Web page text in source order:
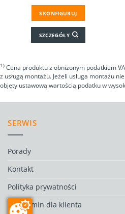
SKONFIGURUJ
SZCZEGÓŁY
1) Cena produktu z obniżonym podatkiem
z usługą montażu. Jeżeli usługa montażu
objęty ustawową wartością podatku w
SERWIS
Porady
Kontakt
Polityka prywatności
Regulamin dla klienta